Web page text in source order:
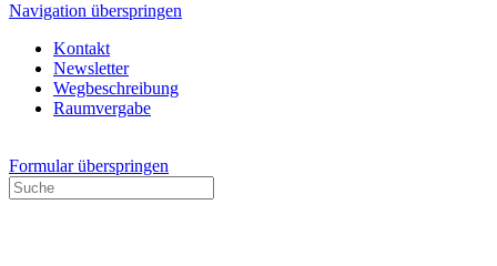
Navigation überspringen
Kontakt
Newsletter
Wegbeschreibung
Raumvergabe
Formular überspringen